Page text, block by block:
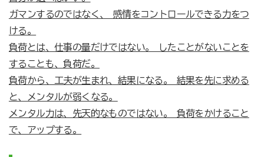
ガマンするのではなく、 感情をコントロールできる力をつ
ける。
負荷とは、仕事の量だけではない。 したことがないことを
することも、負荷だ。
負荷から、工夫が生まれ、結果になる。 結果を先に求める
と、メンタルが弱くなる。
メンタル力は、先天的なものではない。 負荷をかけること
で、アップする。